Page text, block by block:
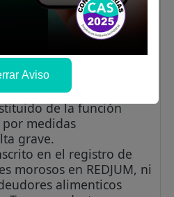
de 90 horas lectivas.
02 cursos de
las funciones.
penales, judiciales
de la función
medidas
grave.
en el registro de
morosos en REDJUM, ni
alimenticos
Aviso